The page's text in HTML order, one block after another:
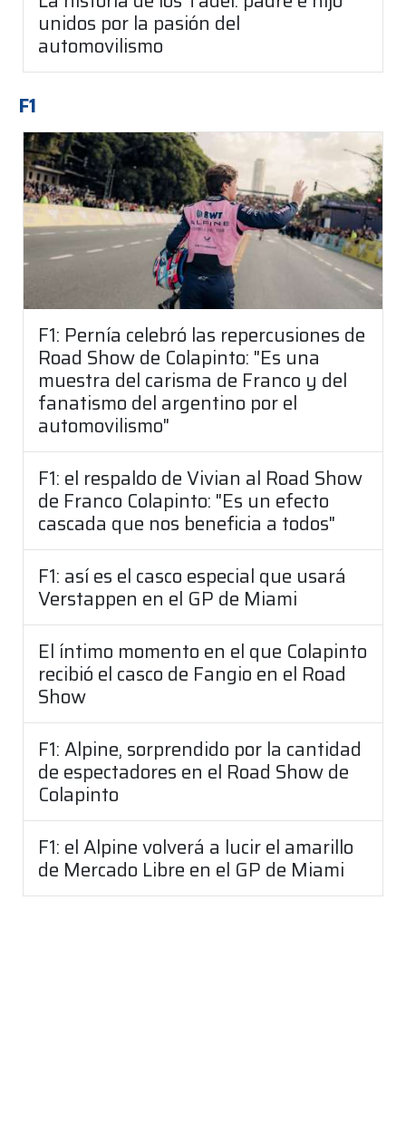
unidos por la pasión del
automovilismo
F1
F1: Pernía celebró las repercusiones de
Road Show de Colapinto: "Es una
muestra del carisma de Franco y del
fanatismo del argentino por el
automovilismo"
F1: el respaldo de Vivian al Road Show
de Franco Colapinto: "Es un efecto
cascada que nos beneficia a todos"
F1: así es el casco especial que usará
Verstappen en el GP de Miami
El íntimo momento en el que Colapinto
recibió el casco de Fangio en el Road
Show
F1: Alpine, sorprendido por la cantidad
de espectadores en el Road Show de
Colapinto
F1: el Alpine volverá a lucir el amarillo
de Mercado Libre en el GP de Miami